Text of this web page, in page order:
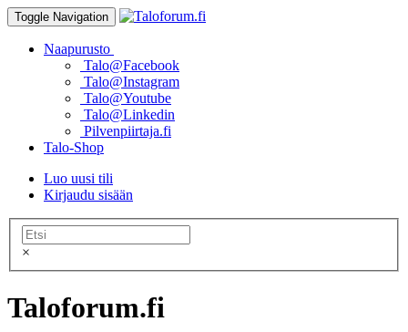
Toggle Navigation
Naapurusto
Talo@Facebook
Talo@Instagram
Talo@Youtube
Talo@Linkedin
Pilvenpiirtaja.fi
Talo-Shop
Luo uusi tili
Kirjaudu sisään
×
Taloforum.fi